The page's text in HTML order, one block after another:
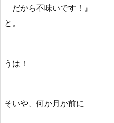
だから不味いです！』
と。
うは！
そいや、何か月か前に